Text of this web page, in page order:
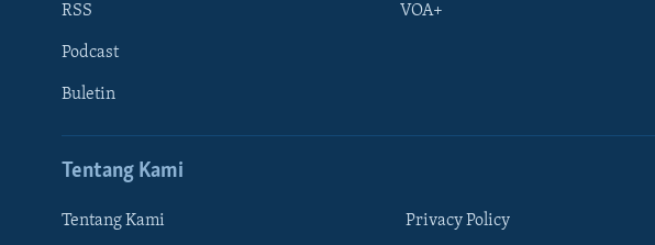
RSS
Podcast
Buletin
VOA+
Tentang Kami
Tentang Kami Privacy Policy